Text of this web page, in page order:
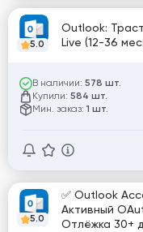
5.0
Outlook:
Live (12-36
В наличии: 578 шт.
Купили: 584 шт.
Мин. заказ: 1 шт.
5.0
✅ Outlook
Активный
Отлёжка 30+